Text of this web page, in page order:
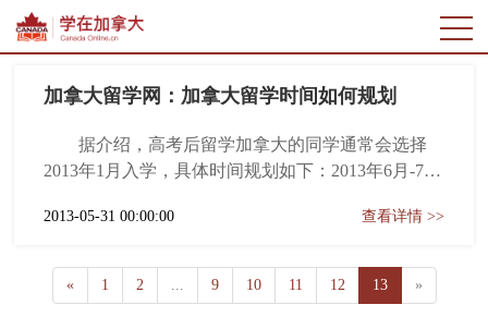
加拿大留学网：加拿大留学时间如何规划
据介绍，高考后留学加拿大的同学通常会选择
2013年1月入学，具体时间规划如下：2013年6月-7
成绩的同学可以通过双录取方式申请加拿大院校，
绩单，因此建议学生争取在高考成绩公布前，与学
校提前沟通，做好相关准备...
2013-05-31 00:00:00 查看详情 >>
« 1 2 ... 9 10 11 12 13 »